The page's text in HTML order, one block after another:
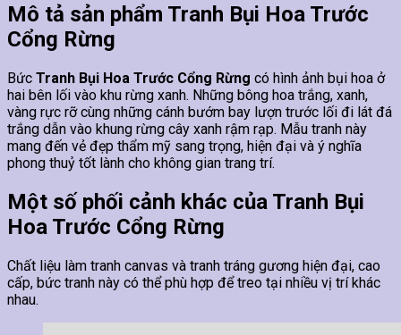
Mô tả sản phẩm Tranh Bụi Hoa Trước
Cổng Rừng
Bức Tranh Bụi Hoa Trước Cổng Rừng có hình ảnh bụi hoa ở
hai bên lối vào khu rừng xanh. Những bông hoa trắng, xanh,
vàng rực rỡ cùng những cánh bướm bay lượn trước lối đi lát đá
trắng dẫn vào khung rừng cây xanh rậm rạp. Mẫu tranh này
mang đến vẻ đẹp thẩm mỹ sang trọng, hiện đại và ý nghĩa
phong thuỷ tốt lành cho không gian trang trí.
Một số phối cảnh khác của Tranh Bụi
Hoa Trước Cổng Rừng
Chất liệu làm tranh canvas và tranh tráng gương hiện đại, cao
cấp, bức tranh này có thể phù hợp để treo tại nhiều vị trí khác
nhau.